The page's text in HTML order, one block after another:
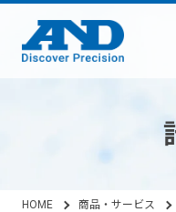
HOME 商品・サービス